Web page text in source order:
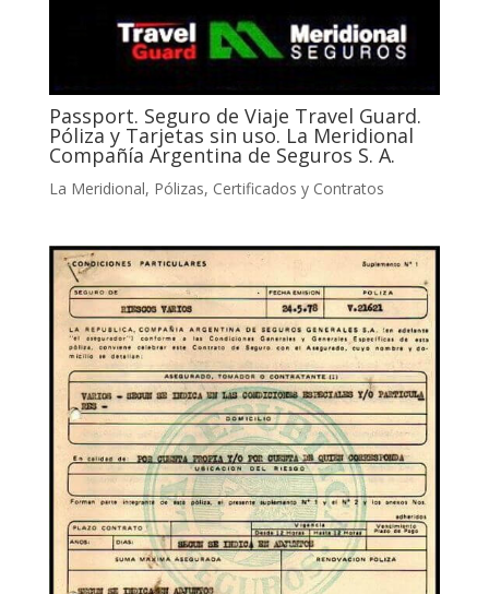
Passport. Seguro de Viaje Travel Guard.
Póliza y Tarjetas sin uso. La Meridional
Compañía Argentina de Seguros S. A.
La Meridional, Pólizas, Certificados y Contratos